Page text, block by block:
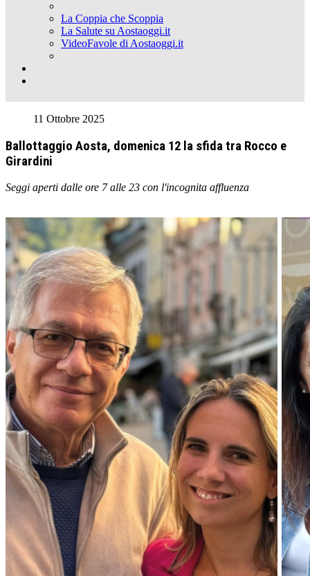
La Coppia che Scoppia
La Salute su Aostaoggi.it
VideoFavole di Aostaoggi.it
11 Ottobre 2025
Ballottaggio Aosta, domenica 12 la sfida tra Rocco e
Girardini
Seggi aperti dalle ore 7 alle 23 con l'incognita affluenza